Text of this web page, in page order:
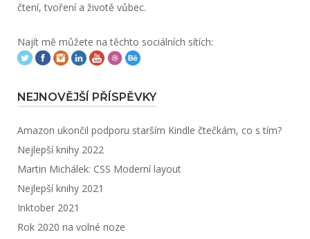
čtení, tvoření a životě vůbec.
Najít mě můžete na těchto sociálních sítích:
NEJNOVĚJŠÍ PŘÍSPĚVKY
Amazon ukončil podporu starším Kindle čtečkám, co s tím?
Nejlepší knihy 2022
Martin Michálek: CSS Moderní layout
Nejlepší knihy 2021
Inktober 2021
Rok 2020 na volné noze